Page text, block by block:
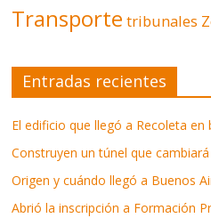
Transporte tribunales
Entradas recientes
El edificio que llegó a Recoleta en
Construyen un túnel que
Origen y cuándo llegó a Buenos
Abrió la inscripción a Formación